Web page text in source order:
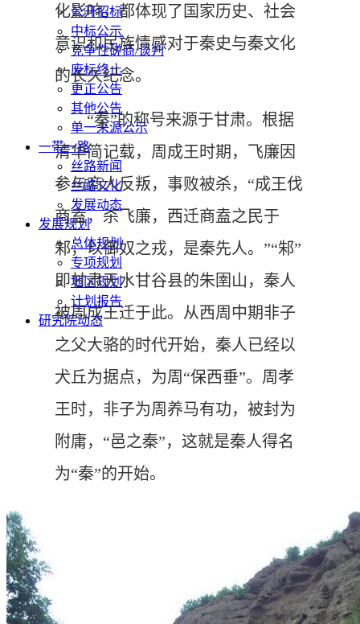
公开招标
中标公示
竞争性磋商/谈判
废标终止
更正公告
其他公告
单一来源公示
一带一路
丝路新闻
丝路文化
发展动态
发展规划
总体规划
专项规划
地区规划
计划报告
研究院动态
化影响，都体现了国家历史、社会
意识和民族情感对于秦史与秦文化
的长久纪念。
“秦”的称号来源于甘肃。 根据
清华简记载，周成王时期，飞廉因
参与商人反叛，事败被杀，“成王伐
商盍，杀飞廉，西迁商盍之民于
邾，以御奴之戎，是秦先人。”“邾”
即甘肃天水甘谷县的朱圉山，秦人
被周成王迁于此。从西周中期非子
之父大骆的时代开始，秦人已经以
犬丘为据点，为周“保西垂”。周孝
王时，非子为周养马有功，被封为
附庸，“邑之秦”，这就是秦人得名
为“秦”的开始。